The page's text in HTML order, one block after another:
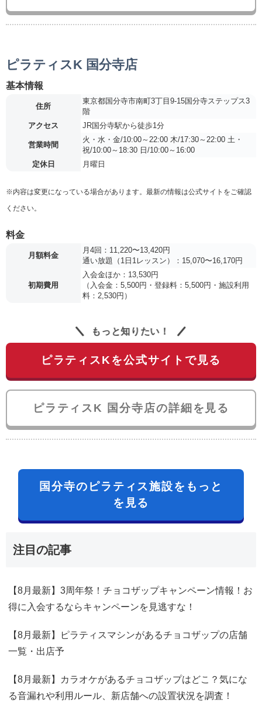
ピラティスK 国分寺店
基本情報
住所
東京都国分寺市南町3丁目9-15国分寺ステップス3
階
アクセス
JR国分寺駅から徒歩1分
営業時間
火・水・金/10:00～22:00 木/17:30～22:00 土・
祝/10:00～18:30 日/10:00～16:00
定休日
月曜日
※内容は変更になっている場合があります。最新の情報は公式サイトをご確認
ください。
料金
月額料金
月4回：11,220〜13,420円
通い放題（1日1レッスン）：15,070〜16,170円
初期費用
入会金ほか：13,530円
（入会金：5,500円・登録料：5,500円・施設利用
料：2,530円）
もっと知りたい！
ピラティスKを公式サイトで見る
ピラティスK 国分寺店の詳細を見る
国分寺のピラティス施設をもっと
を見る
注目の記事
【8月最新】3周年祭！チョコザップキャンペーン情報！お
得に入会するならキャンペーンを見逃すな！
【8月最新】ピラティスマシンがあるチョコザップの店舗
一覧・出店予
【8月最新】カラオケがあるチョコザップはどこ？気にな
る音漏れや利用ルール、新店舗への設置状況を調査！